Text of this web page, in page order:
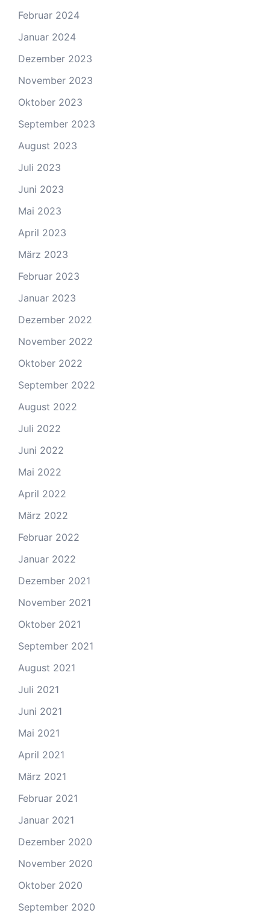
Februar 2024
Januar 2024
Dezember 2023
November 2023
Oktober 2023
September 2023
August 2023
Juli 2023
Juni 2023
Mai 2023
April 2023
März 2023
Februar 2023
Januar 2023
Dezember 2022
November 2022
Oktober 2022
September 2022
August 2022
Juli 2022
Juni 2022
Mai 2022
April 2022
März 2022
Februar 2022
Januar 2022
Dezember 2021
November 2021
Oktober 2021
September 2021
August 2021
Juli 2021
Juni 2021
Mai 2021
April 2021
März 2021
Februar 2021
Januar 2021
Dezember 2020
November 2020
Oktober 2020
September 2020